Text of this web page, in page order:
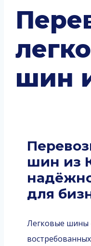
шин
шин из
для
Легковые шины